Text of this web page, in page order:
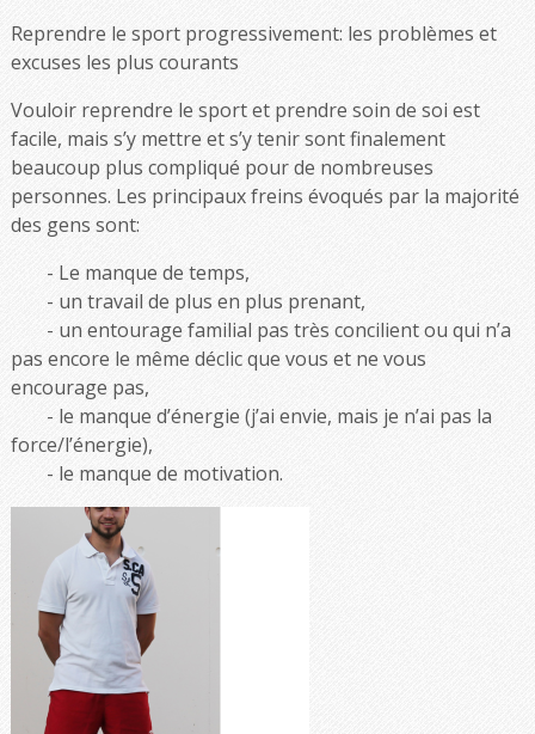
Reprendre le sport progressivement: les problèmes et
excuses les plus courants
Vouloir reprendre le sport et prendre soin de soi est
facile, mais s’y mettre et s’y tenir sont finalement
beaucoup plus compliqué pour de nombreuses
personnes. Les principaux freins évoqués par la majorité
des gens sont:
Le manque de temps,
un travail de plus en plus prenant,
un entourage familial pas très concilient ou qui n’a
pas encore le même déclic que vous et ne vous
encourage pas,
le manque d’énergie (j’ai envie, mais je n’ai pas la
force/l’énergie),
le manque de motivation.